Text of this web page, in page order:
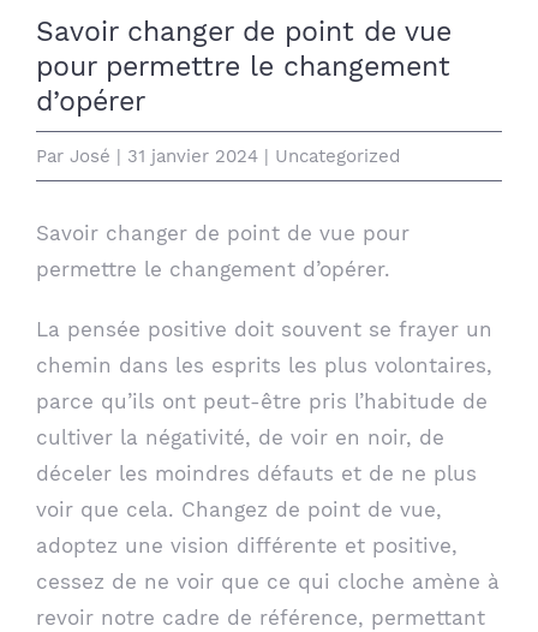
Savoir changer de point de vue
pour permettre le changement
d’opérer
Par José | 31 janvier 2024 | Uncategorized
Savoir changer de point de vue pour
permettre le changement d’opérer.
La pensée positive doit souvent se frayer un
chemin dans les esprits les plus volontaires,
parce qu’ils ont peut-être pris l’habitude de
cultiver la négativité, de voir en noir, de
déceler les moindres défauts et de ne plus
voir que cela. Changez de point de vue,
adoptez une vision différente et positive,
cessez de ne voir que ce qui cloche amène à
revoir notre cadre de référence, permettant